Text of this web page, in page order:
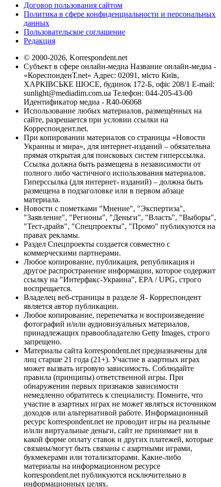
Договор пользования сайтом
Политика в сфере конфиденциальности и персональных
данных
Пользовательское соглашение
Редакция
© 2000-2026, Korrespondent.net
Субъект в сфере онлайн-медиа Название онлайн-медиа -
«КореспонденТ.net» Адрес: 02091, місто Київ,
ХАРКІВСЬКЕ ШОСЕ, будинок 172-Б, офіс 208/1 E-mail:
sunlight@mediadim.com.ua Телефон: 044-205-43-00
Идентификатор медиа - R40-06068
Использование любых материалов, размещённых на
сайте, разрешается при условии ссылки на
Корреспондент.net.
При копировании материалов со страницы «Новости
Украины и мира», для интернет-изданий – обязательна
прямая открытая для поисковых систем гиперссылка.
Ссылка должна быть размещена в независимости от
полного либо частичного использования материалов.
Гиперссылка (для интернет- изданий) – должна быть
размещена в подзаголовке или в первом абзаце
материала.
Новости с пометками "Мнение", "Экспертиза",
"Заявление", "Регионы", "Деньги", "Власть", "Выборы",
"Тест-драйв", "Спецпроекты", "Промо" публикуются на
правах рекламы.
Раздел Спецпроекты создается совместно с
коммерческими партнерами.
Любое копирование, публикация, републикация и
другое распространение информации, которое содержит
ссылку на "Интерфакс-Украина", EPA / UPG, строго
воспрещается.
Владелец веб-страницы в разделе Я- Корреспондент
является автор публикации.
Любое копирование, перепечатка и воспроизведение
фотографий и/или аудиовизуальных материалов,
принадлежащих правообладателю Getty Images, строго
запрещено.
Материалы сайта korrespondent.net предназначены для
лиц старше 21 года (21+). Участие в азартных играх
может вызвать игровую зависимость. Соблюдайте
правила (принципы) ответственной игры. При
обнаружении первых признаков зависимости
немедленно обратитесь к специалисту. Помните, что
участие в азартных играх не может являться источником
доходов или альтернативой работе. Информационный
ресурс korrespondent.net не проводит игры на реальные
и/или виртуальные деньги, сайт не принимает ни в
какой форме оплату ставок и других платежей, которые
связаны/могут быть связаны с азартными играми,
букмекерами или тотализаторами. Какие-либо
материалы на информационном ресурсе
korrespondent.net публикуются исключительно в
информационных целях.